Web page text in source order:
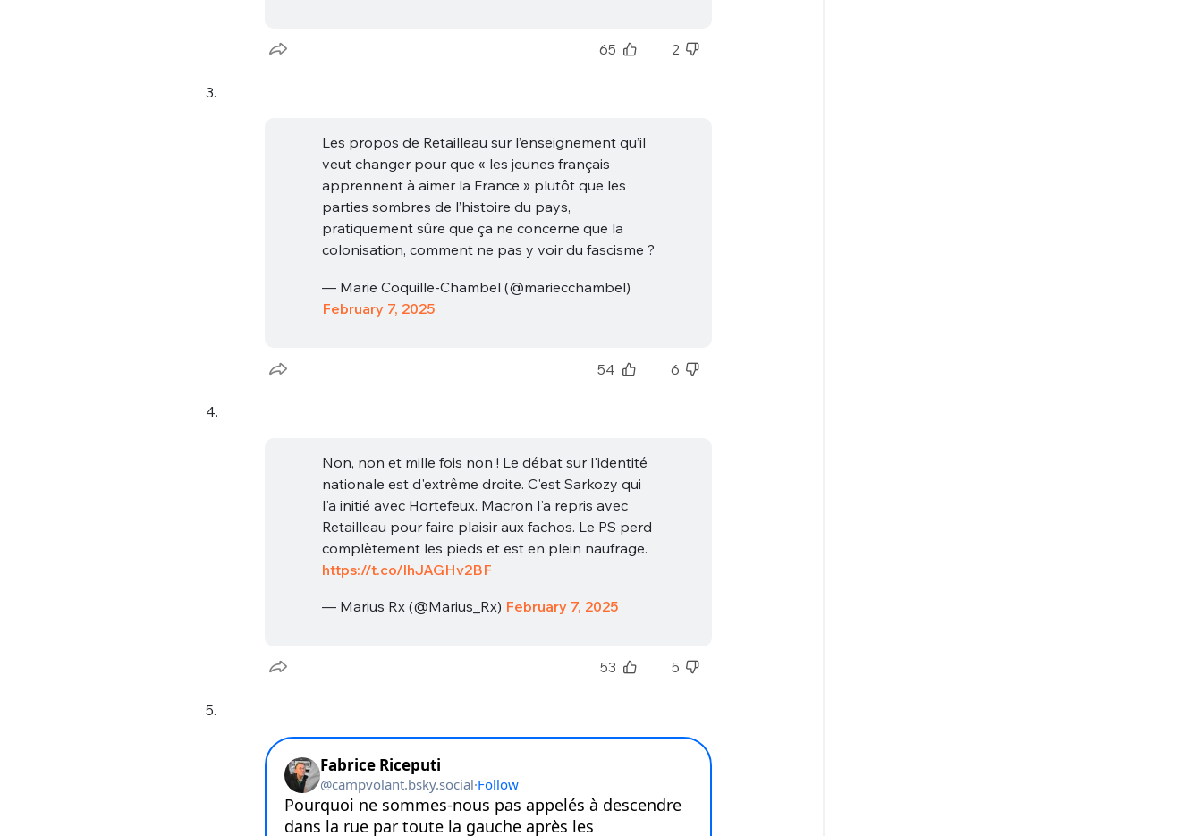
65 2
3.
Les propos de Retailleau sur l’enseignement qu’il
veut changer pour que « les jeunes français
apprennent à aimer la France » plutôt que les
parties sombres de l’histoire du pays,
pratiquement sûre que ça ne concerne que la
colonisation, comment ne pas y voir du fascisme ?
— Marie Coquille-Chambel (@mariecchambel)
February 7, 2025
54 6
4.
Non, non et mille fois non ! Le débat sur l'identité
nationale est d'extrême droite. C'est Sarkozy qui
l'a initié avec Hortefeux. Macron l'a repris avec
Retailleau pour faire plaisir aux fachos. Le PS perd
complètement les pieds et est en plein naufrage.
https://t.co/lhJAGHv2BF
— Marius Rx (@Marius_Rx) February 7, 2025
53 5
5.
Bienvenue !
JE M'INSCRIS
VOTRE PARTICIPATION
tweets
C'EST PARTI
sélection
M'INSCRIRE
ME CONNECTER